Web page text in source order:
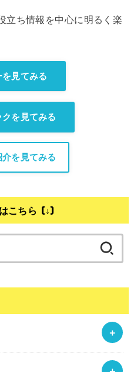
立ち情報を中心に明るく楽
見てみる
を見てみる
を見てみる
こちら (↓)
索: